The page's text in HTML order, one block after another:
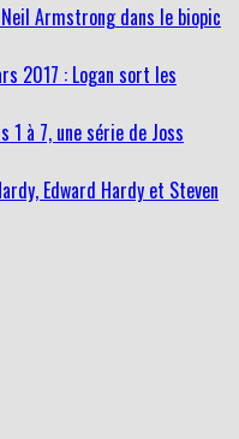
Armstrong dans le biopic
2017 : Logan sort les
1 à 7, une série de Joss
Edward Hardy et Steven